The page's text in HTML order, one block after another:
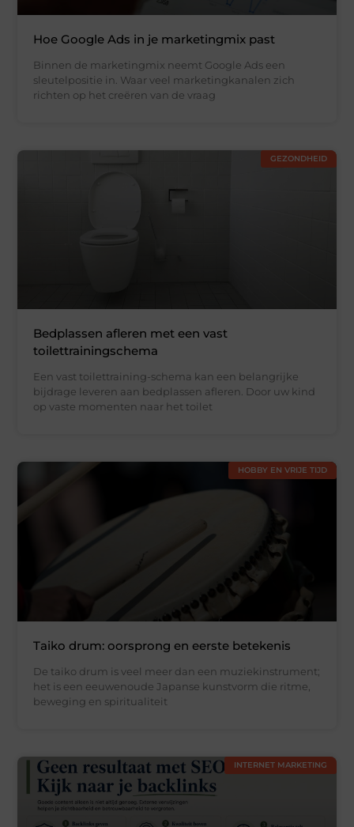
Hoe Google Ads in je marketingmix past
Binnen de marketingmix neemt Google Ads een
sleutelpositie in. Waar veel marketingkanalen zich
richten op het creëren van de vraag
GEZONDHEID
Bedplassen afleren met een vast
toilettrainingschema
Een vast toilettraining-schema kan een belangrijke
bijdrage leveren aan bedplassen afleren. Door uw kind
op vaste momenten naar het toilet
HOBBY EN VRIJE TIJD
Taiko drum: oorsprong en eerste betekenis
De taiko drum is veel meer dan een muziekinstrument;
het is een eeuwenoude Japanse kunstvorm die ritme,
beweging en spiritualiteit
INTERNET MARKETING